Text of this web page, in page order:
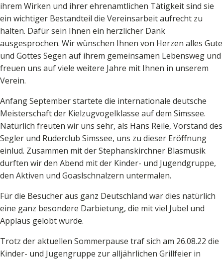
ihrem Wirken und ihrer ehrenamtlichen Tätigkeit sind sie
ein wichtiger Bestandteil die Vereinsarbeit aufrecht zu
halten. Dafür sein Ihnen ein herzlicher Dank
ausgesprochen. Wir wünschen Ihnen von Herzen alles Gute
und Gottes Segen auf ihrem gemeinsamen Lebensweg und
freuen uns auf viele weitere Jahre mit Ihnen in unserem
Verein.
Anfang September startete die internationale deutsche
Meisterschaft der Kielzugvogelklasse auf dem Simssee.
Natürlich freuten wir uns sehr, als Hans Reile, Vorstand des
Segler und Ruderclub Simssee, uns zu dieser Eröffnung
einlud. Zusammen mit der Stephanskirchner Blasmusik
durften wir den Abend mit der Kinder- und Jugendgruppe,
den Aktiven und Goaslschnalzern untermalen.
Für die Besucher aus ganz Deutschland war dies natürlich
eine ganz besondere Darbietung, die mit viel Jubel und
Applaus gelobt wurde.
Trotz der aktuellen Sommerpause traf sich am 26.08.22 die
Kinder- und Jugengruppe zur alljährlichen Grillfeier in